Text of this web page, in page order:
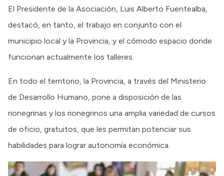
El Presidente de la Asociación, Luis Alberto Fuentealba,
destacó, en tanto, el trabajo en conjunto con el
municipio local y la Provincia, y el cómodo espacio donde
funcionan actualmente los talleres.
En todo el territorio, la Provincia, a través del Ministerio
de Desarrollo Humano, pone a disposición de las
rionegrinas y los rionegrinos una amplia variedad de cursos
de oficio, gratuitos, que les permitan potenciar sus
habilidades para lograr autonomía económica.